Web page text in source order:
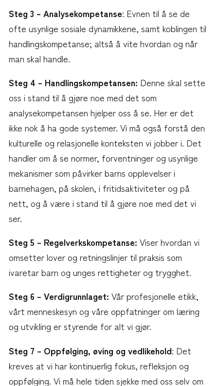
Steg 3 – Analysekompetanse: Evnen til å se de
ofte usynlige sosiale dynamikkene, samt koblingen til
handlingskompetanse; altså å vite hvordan og når
man skal handle.
Steg 4 – Handlingskompetansen: Denne skal sette
oss i stand til å gjøre noe med det som
analysekompetansen hjelper oss å se. Her er det
ikke nok å ha gode systemer. Vi må også forstå den
kulturelle og relasjonelle konteksten vi jobber i. Det
handler om å se normer, forventninger og usynlige
mekanismer som påvirker barns opplevelser i
barnehagen, på skolen, i fritidsaktiviteter og på
nett, og å være i stand til å gjøre noe med det vi
ser.
Steg 5 – Regelverkskompetanse: Viser hvordan vi
omsetter lover og retningslinjer til praksis som
ivaretar barn og unges rettigheter og trygghet.
Steg 6 – Verdigrunnlaget: Vår profesjonelle etikk,
vårt menneskesyn og våre oppfatninger om læring
og utvikling er styrende for alt vi gjør.
Steg 7 – Oppfølging, øving og vedlikehold: Det
kreves at vi har kontinuerlig fokus, refleksjon og
oppfølging. Vi må hele tiden sjekke med oss selv om